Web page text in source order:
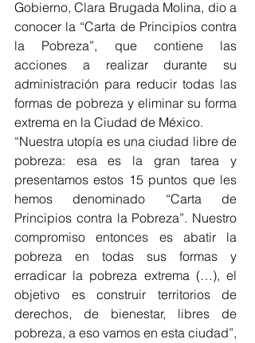
Gobierno, Clara Brugada Molina, dio a
conocer la “Carta de Principios contra
la Pobreza”, que contiene las
acciones a realizar durante su
administración para reducir todas las
formas de pobreza y eliminar su forma
extrema en la Ciudad de México.
“Nuestra utopía es una ciudad libre de
pobreza: esa es la gran tarea y
presentamos estos 15 puntos que les
hemos denominado “Carta de
Principios contra la Pobreza”. Nuestro
compromiso entonces es abatir la
pobreza en todas sus formas y
erradicar la pobreza extrema (…), el
objetivo es construir territorios de
derechos, de bienestar, libres de
pobreza, a eso vamos en esta ciudad”,